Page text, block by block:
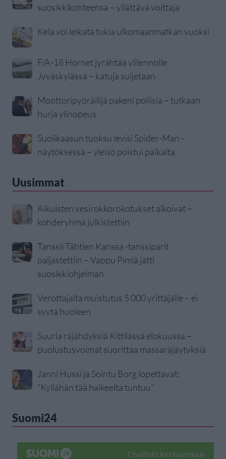
suosikkikohteensa – yllättävä voittaja
Kela voi leikata tukia ulkomaanmatkan vuoksi
F/A-18 Hornet jyrähtää ylilennolle
Jyväskylässä – katuja suljetaan
Moottoripyöräilijä pakeni poliisia – tutkaan
hurja ylinopeus
Suolikaasun tuoksu levisi Spider-Man -
näytöksessä – yleisö poistui paikalta
Uusimmat
Aikuisten vesirokkorokotukset alkoivat –
kohderyhmä julkistettiin
Tanssii Tähtien Kanssa -tanssiparit
paljastettiin – Vappu Pimiä jätti
suosikkiohjelman
Verottajalta muistutus 5 000 yrittäjälle – ei
syytä huoleen
Suuria räjähdyksiä Kittilässä elokuussa –
puolustusvoimat suorittaa massaräjäytyksiä
Janni Hussi ja Sointu Borg lopettavat:
”Kyllähän tää haikeelta tuntuu”
Suomi24